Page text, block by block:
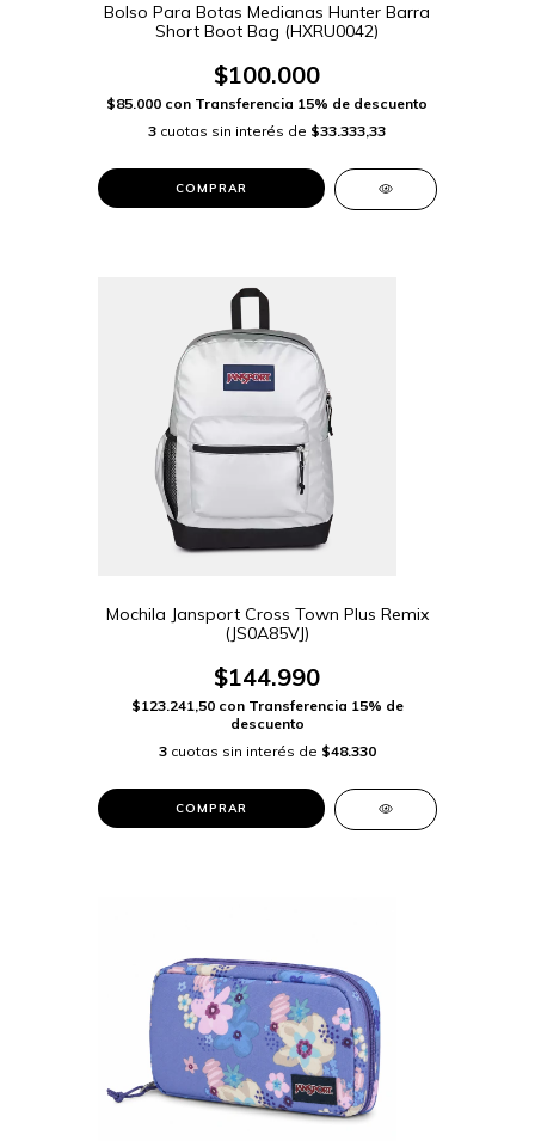
Bolso Para Botas Medianas Hunter Barra
Short Boot Bag (HXRU0042)
$100.000
$85.000 con Transferencia 15% de descuento
3 cuotas sin interés de $33.333,33
COMPRAR
Mochila Jansport Cross Town Plus Remix
(JS0A85VJ)
$144.990
$123.241,50 con Transferencia 15% de
descuento
3 cuotas sin interés de $48.330
COMPRAR